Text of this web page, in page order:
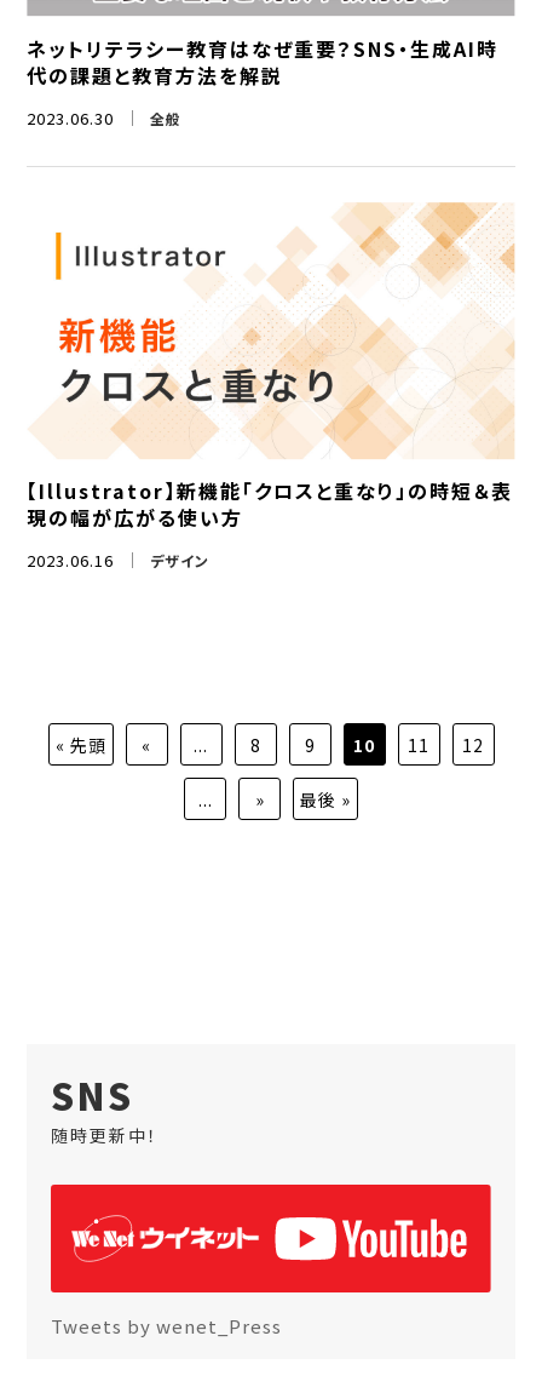
ネットリテラシー教育はなぜ重要？SNS・生成AI時
代の課題と教育方法を解説
2023.06.30 全般
【Illustrator】新機能「クロスと重なり」の時短＆表
現の幅が広がる使い方
2023.06.16 デザイン
« 先頭 « ... 8 9 10 11 12
... » 最後 »
SNS
随時更新中！
Tweets by wenet_Press